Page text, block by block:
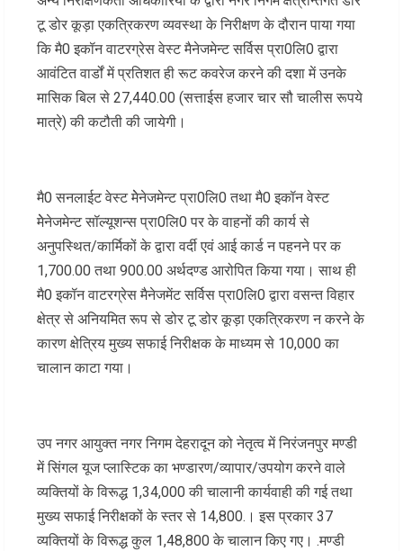
टू डोर कूड़ा एकत्रिकरण व्यवस्था के निरीक्षण के दौरान पाया गया
कि मै0 इकॉन वाटरग्रेस वेस्ट मैनेजमेन्ट सर्विस प्रा0लि0 द्वारा
आवंटित वार्डों में प्रतिशत ही रूट कवरेज करने की दशा में उनके
मासिक बिल से 27,440.00 (सत्ताईस हजार चार सौ चालीस रूपये
मात्रे) की कटौती की जायेगी।
मै0 सनलाईट वेस्ट मेेनेजमेन्ट प्रा0लि0 तथा मै0 इकॉन वेस्ट
मेेनेजमेन्ट सॉल्यूशन्स प्रा0लि0 पर के वाहनों की कार्य से
अनुपस्थित/कार्मिकों के द्वारा वर्दी एवं आई कार्ड न पहनने पर क
1,700.00 तथा 900.00 अर्थदण्ड आरोपित किया गया। साथ ही
मै0 इकॉन वाटरग्रेस मैनेजमेंट सर्विस प्रा0लि0 द्वारा वसन्त विहार
क्षेत्र से अनियमित रूप से डोर टू डोर कूड़ा एकत्रिकरण न करने के
कारण क्षेत्रिय मुख्य सफाई निरीक्षक के माध्यम से 10,000 का
चालान काटा गया।
उप नगर आयुक्त नगर निगम देहरादून को नेतृत्व में निरंजनपुर मण्डी
में सिंगल यूज प्लास्टिक का भण्डारण/व्यापार/उपयोग करने वाले
व्यक्तियों के विरूद्ध 1,34,000 की चालानी कार्यवाही की गई तथा
मुख्य सफाई निरीक्षकों के स्तर से 14,800.। इस प्रकार 37
व्यक्तियों के विरूद्ध कुल 1,48,800 के चालान किए गए। .मण्डी